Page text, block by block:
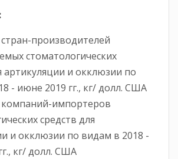
производителей
стоматологических
артикуляции и окклюзии по
- июне 2019 гг., кг/ долл. США
компаний-импортеров
средств для
и окклюзии по видам в 2018 -
кг/ долл. США